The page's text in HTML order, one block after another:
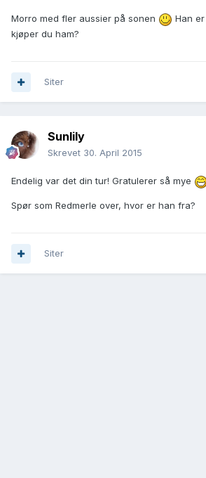
Morro med fler aussier på sonen
Han
kjøper du ham?
Siter
Sunlily
Skrevet 30. April 2015
Endelig var det din tur! Gratulerer så mye
Spør som Redmerle over, hvor er han fra?
Siter